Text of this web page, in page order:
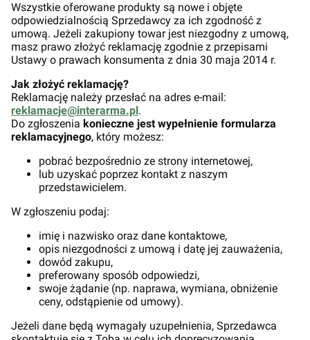
Wszystkie oferowane produkty są nowe i objęte
odpowiedzialnością Sprzedawcy za ich zgodność z
umową. Jeżeli zakupiony towar jest niezgodny z umową,
masz prawo złożyć reklamację zgodnie z przepisami
Ustawy o prawach konsumenta z dnia 30 maja 2014 r.
Jak złożyć reklamację?
Reklamację należy przesłać na adres e-mail:
reklamacje@interarma.pl .
Do zgłoszenia konieczne jest wypełnienie formularza
reklamacyjnego, który możesz:
pobrać bezpośrednio ze strony internetowej,
lub uzyskać poprzez kontakt z naszym
przedstawicielem.
W zgłoszeniu podaj:
imię i nazwisko oraz dane kontaktowe,
opis niezgodności z umową i datę jej zauważenia,
dowód zakupu,
preferowany sposób odpowiedzi,
swoje żądanie (np. naprawa, wymiana, obniżenie
ceny, odstąpienie od umowy).
Jeżeli dane będą wymagały uzupełnienia, Sprzedawca